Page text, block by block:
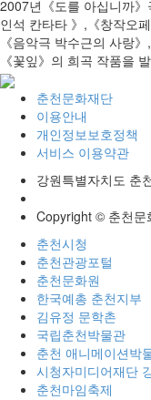
2007년《도를 아십니까
인석 칸타타 》,《창작오
《음악극 박수근의 사랑
《꽃잎》의 희곡 작품을
춘천문화재단
이용안내
개인정보보호정책
서비스 이용약관
강원특별자치도 춘
Copyright © 춘천문
춘천시청
춘천관광포털
춘천문화원
한국예총 춘천지부
김유정 문학촌
국립춘천박물관
춘천 애니메이션박
시청자미디어재단
춘천마임축제